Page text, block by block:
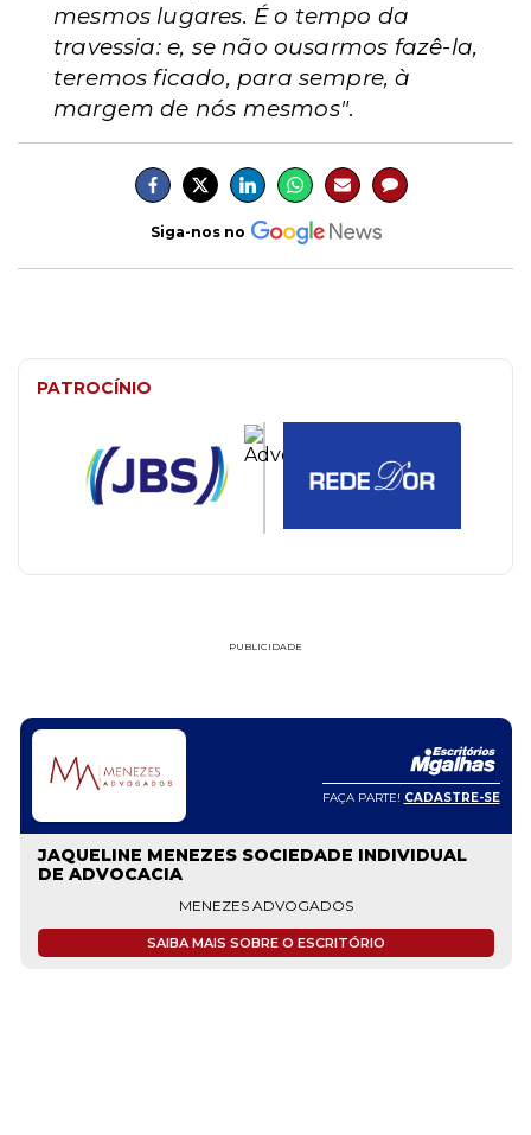
mesmos lugares. É o tempo da
travessia: e, se não ousarmos fazê-la,
teremos ficado, para sempre, à
margem de nós mesmos".
Siga-nos no
PATROCÍNIO
PUBLICIDADE
FAÇA PARTE! CADASTRE-SE
JAQUELINE MENEZES SOCIEDADE INDIVIDUAL
DE ADVOCACIA
MENEZES ADVOGADOS
SAIBA MAIS SOBRE O ESCRITÓRIO